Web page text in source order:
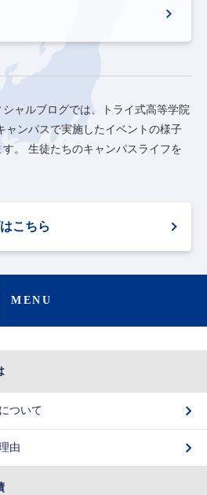
シャルブログでは、トライ式高等学院
ャンパスで実施したイベントの様子
。
生徒たちのキャンパスライフを
こちら
MENU
ついて
由